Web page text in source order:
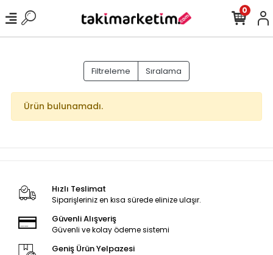
0
Filtreleme Sıralama
Ürün bulunamadı.
Hızlı Teslimat
Siparişleriniz en kısa sürede elinize ulaşır.
Güvenli Alışveriş
Güvenli ve kolay ödeme sistemi
Geniş Ürün Yelpazesi